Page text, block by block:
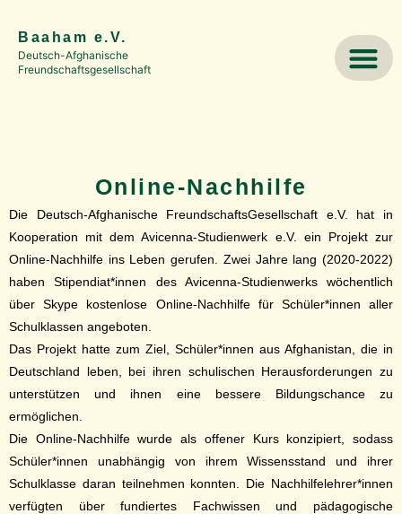
Baaham e.V.
Deutsch-Afghanische
Freundschaftsgesellschaft
Online-Nachhilfe
Die Deutsch-Afghanische FreundschaftsGesellschaft e.V. hat in
Kooperation mit dem Avicenna-Studienwerk e.V. ein Projekt zur
Online-Nachhilfe ins Leben gerufen. Zwei Jahre lang (2020-2022)
haben Stipendiat*innen des Avicenna-Studienwerks wöchentlich
über Skype kostenlose Online-Nachhilfe für Schüler*innen aller
Schulklassen angeboten.
Das Projekt hatte zum Ziel, Schüler*innen aus Afghanistan, die in
Deutschland leben, bei ihren schulischen Herausforderungen zu
unterstützen und ihnen eine bessere Bildungschance zu
ermöglichen.
Die Online-Nachhilfe wurde als offener Kurs konzipiert, sodass
Schüler*innen unabhängig von ihrem Wissensstand und ihrer
Schulklasse daran teilnehmen konnten. Die Nachhilfelehrer*innen
verfügten über fundiertes Fachwissen und pädagogische